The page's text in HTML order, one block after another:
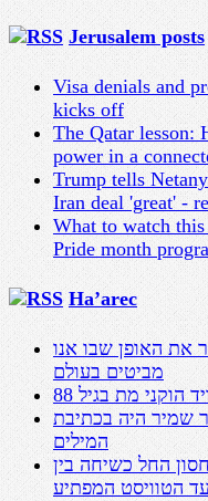
Jerusalem posts
Visa denials and
kicks off
The Qatar lesson:
power in a
Trump tells
Iran deal 'great' -
What to watch this
Pride month
Ha’arec
את האופן שבו אנו
מביטים בעולם
הוקני מת בגיל 88
שמיר היה בכתיבת
המילים
החל כשיחה בין
הטוויסט המפתיע